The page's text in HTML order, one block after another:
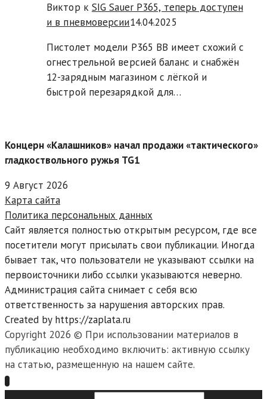
Виктор к SIG Sauer P365, теперь доступен
и в пневмоверсии14.04.2025
Пистолет модели P365 BB имеет схожий с
огнестрельной версией баланс и снабжён
12-зарядным магазином с лёгкой и
быстрой перезарядкой для…
Концерн «Калашников» начал продажи «тактического»
гладкоствольного ружья TG1
9 Август 2026
Карта сайта
Политика персональных данных
Сайт является полностью открытым ресурсом, где все
посетители могут присылать свои публикации. Иногда
бывает так, что пользователи не указывают ссылки на
первоисточники либо ссылки указываются неверно.
Администрация сайта снимает с себя всю
ответственность за нарушения авторских прав.
Created by https://zaplata.ru
Copyright 2026 © При использовании материалов в
публикацию необходимо включить: активную ссылку
на статью, размещенную на нашем сайте.